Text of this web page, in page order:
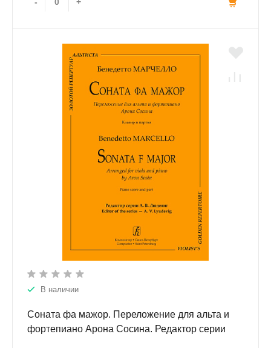
В наличии
Соната фа мажор. Переложение для альта и
фортепиано Арона Сосина. Редактор серии